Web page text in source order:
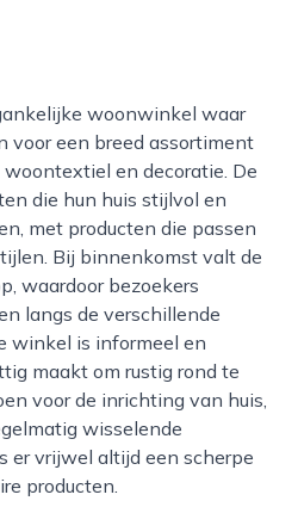
voor een breed assortiment
en decoratie. De
die hun huis stijlvol en
met producten die passen
Bij binnenkomst valt de
waardoor bezoekers
langs de verschillende
winkel is informeel en
maakt om rustig rond te
voor de inrichting van huis,
wisselende
er vrijwel altijd een scherpe
producten.